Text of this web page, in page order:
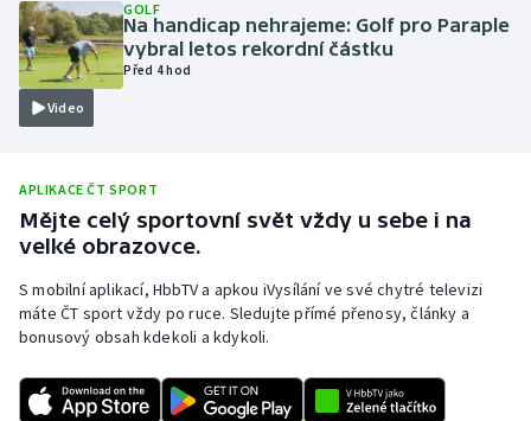
Parasport
Plavání
Plážový volejbal
Ragby
Rychlobruslení
Rychlostní kanoistika
Short track
Sportovní střelba
Video
GOLF
Na handicap nehrajeme: Golf pro Paraple
vybral letos rekordní částku
Před 4 hod
APLIKACE ČT SPORT
Mějte celý sportovní svět vždy u sebe i na
velké obrazovce.
S mobilní aplikací, HbbTV a apkou iVysílání ve své chytré televizi
máte ČT sport vždy po ruce. Sledujte přímé přenosy, články a
bonusový obsah kdekoli a kdykoli.